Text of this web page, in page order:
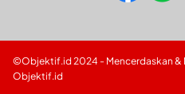
©Objektif.id 2024 - Mencerdaskan &
Objektif.id